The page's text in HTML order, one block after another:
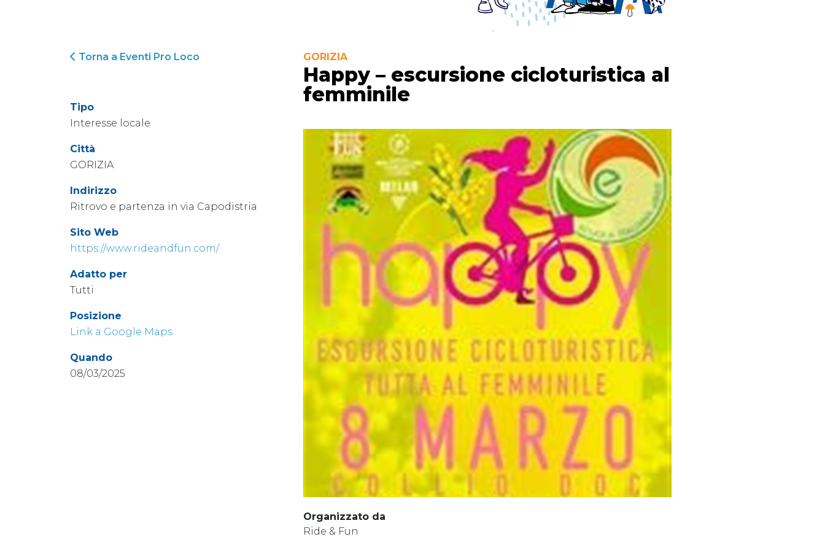
Torna a Eventi Pro Loco
Tipo
Interesse locale
Città
GORIZIA
Indirizzo
Ritrovo e partenza in via Capodistria
Sito Web
https://www.rideandfun.com/
Adatto per
Tutti
Posizione
Link a Google Maps
Quando
08/03/2025
GORIZIA
Happy – escursione cicloturistica al
femminile
Organizzato da
Ride & Fun